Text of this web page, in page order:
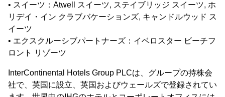
• スイーツ：Atwell スイーツ, ステイブリッジ スイーツ, ホ
リデイ・イン クラブバケーションズ, キャンドルウッド ス
イーツ
• エクスクルーシブパートナーズ：イベロスター ビーチフ
ロント リゾーツ
InterContinental Hotels Group PLCは、グループの持株会
社で、英国に設立、英国およびウェールズで登録されてい